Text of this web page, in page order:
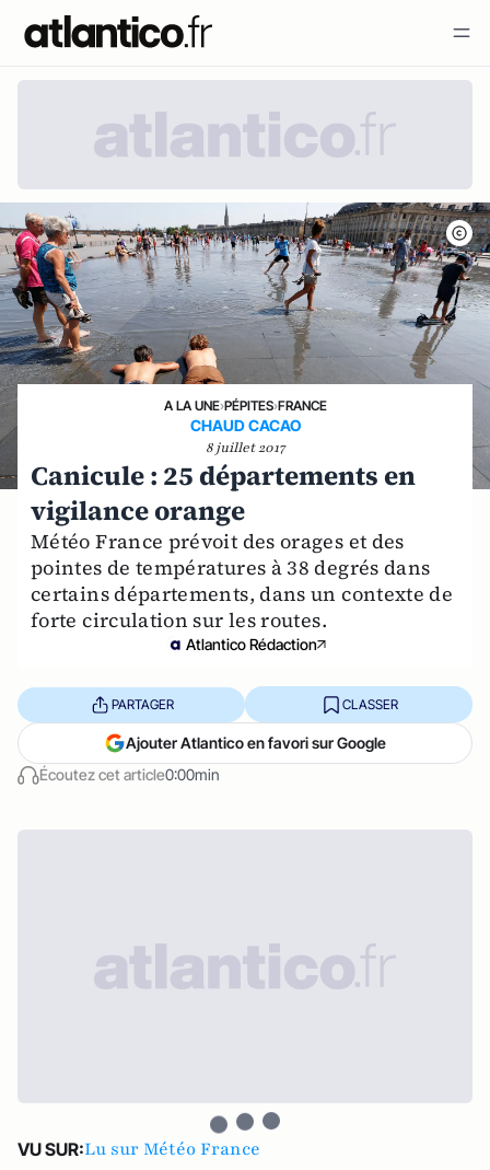
A LA UNE›PÉPITES›FRANCE
CHAUD CACAO
8 juillet 2017
Canicule : 25 départements en
vigilance orange
Météo France prévoit des orages et des
pointes de températures à 38 degrés dans
certains départements, dans un contexte de
forte circulation sur les routes.
Atlantico Rédaction
Écoutez cet article0:00min
PARTAGER CLASSER
Ajouter Atlantico en favori sur Google
VU SUR:Lu sur Météo France